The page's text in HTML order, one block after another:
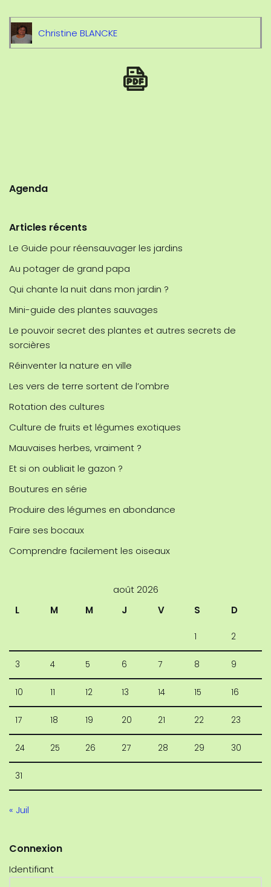
Christine BLANCKE
Agenda
Articles récents
Le Guide pour réensauvager les jardins
Au potager de grand papa
Qui chante la nuit dans mon jardin ?
Mini-guide des plantes sauvages
Le pouvoir secret des plantes et autres secrets de
sorcières
Réinventer la nature en ville
Les vers de terre sortent de l’ombre
Rotation des cultures
Culture de fruits et légumes exotiques
Mauvaises herbes, vraiment ?
Et si on oubliait le gazon ?
Boutures en série
Produire des légumes en abondance
Faire ses bocaux
Comprendre facilement les oiseaux
août 2026
L
M M J V S D
1 2
3 4 5 6 7 8 9
10 11 12 13 14 15 16
17 18 19 20 21 22 23
24 25 26 27 28 29 30
31
« Juil
Connexion
Identifiant